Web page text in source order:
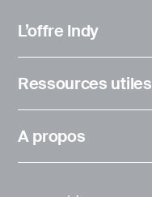
L’offre Indy
Ressources utiles
A propos